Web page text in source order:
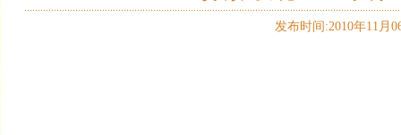
发布时间:2010年11月